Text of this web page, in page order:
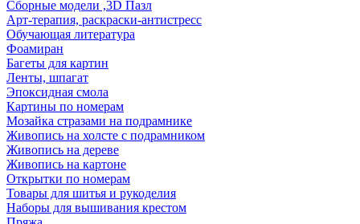
Сборные модели ,3D Пазл
Арт-терапия, раскраски-антистресс
Обучающая литература
Фоамиран
Багеты для картин
Ленты, шпагат
Эпоксидная смола
Картины по номерам
Мозайка стразами на подрамнике
Живопись на холсте с подрамником
Живопись на дереве
Живопись на картоне
Открытки по номерам
Товары для шитья и рукоделия
Наборы для вышивания крестом